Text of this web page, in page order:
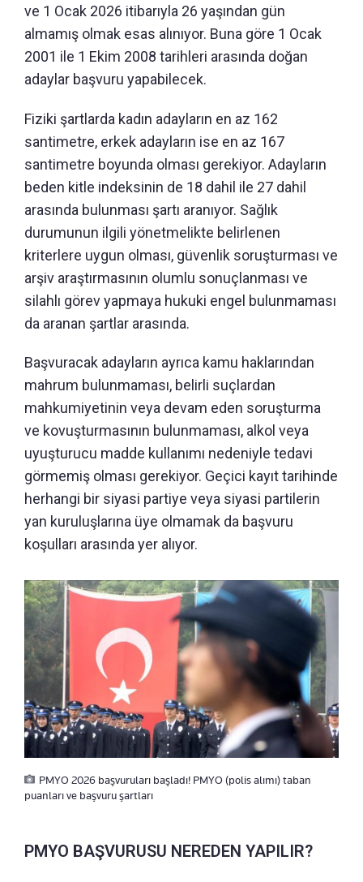
ve 1 Ocak 2026 itibarıyla 26 yaşından gün
almamış olmak esas alınıyor. Buna göre 1 Ocak
2001 ile 1 Ekim 2008 tarihleri arasında doğan
adaylar başvuru yapabilecek.
Fiziki şartlarda kadın adayların en az 162
santimetre, erkek adayların ise en az 167
santimetre boyunda olması gerekiyor. Adayların
beden kitle indeksinin de 18 dahil ile 27 dahil
arasında bulunması şartı aranıyor. Sağlık
durumunun ilgili yönetmelikte belirlenen
kriterlere uygun olması, güvenlik soruşturması ve
arşiv araştırmasının olumlu sonuçlanması ve
silahlı görev yapmaya hukuki engel bulunmaması
da aranan şartlar arasında.
Başvuracak adayların ayrıca kamu haklarından
mahrum bulunmaması, belirli suçlardan
mahkumiyetinin veya devam eden soruşturma
ve kovuşturmasının bulunmaması, alkol veya
uyuşturucu madde kullanımı nedeniyle tedavi
görmemiş olması gerekiyor. Geçici kayıt tarihinde
herhangi bir siyasi partiye veya siyasi partilerin
yan kuruluşlarına üye olmamak da başvuru
koşulları arasında yer alıyor.
PMYO 2026 başvuruları başladı! PMYO (polis alımı) taban
puanları ve başvuru şartları
PMYO BAŞVURUSU NEREDEN YAPILIR?